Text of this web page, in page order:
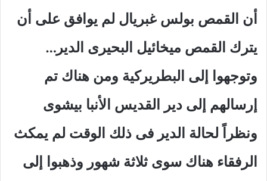
أن القمص بولس غبريال لم يوافق على أن
يترك القمص ميخائيل البحيرى الدير…
وتوجهوا إلى البطريركية ومن هناك تم
إرسالهم إلى دير القديس الأنبا بيشوى
ونظراً لحالة الدير فى ذلك الوقت لم يمكث
الرفقاء هناك سوى ثلاثة شهور وذهبوا إلى